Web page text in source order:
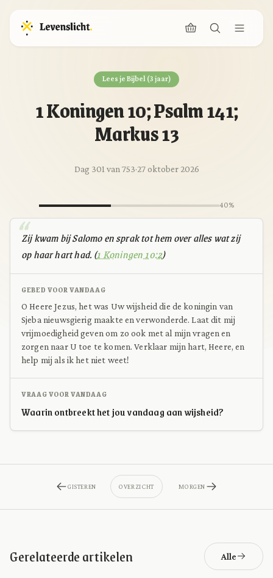
Lees je Bijbel (3 jaar)
1 Koningen 10; Psalm 141;
Markus 13
Dag 301 van 753·27 oktober 2026
40%
Zij kwam bij Salomo en sprak tot hem over alles wat zij
op haar hart had. (1 Koningen 10:2)
GEBED VOOR VANDAAG
O Heere Jezus, het was Uw wijsheid die de koningin van
Sjeba nieuwsgierig maakte en verwonderde. Laat dit mij
vrijmoedigheid geven om zo ook met al mijn vragen en
zorgen naar U toe te komen. Verklaar mijn hart, Heere, en
help mij als ik het niet weet!
VRAAG VOOR VANDAAG
Waarin ontbreekt het jou vandaag aan wijsheid?
GISTEREN OVERZICHT MORGEN
Gerelateerde artikelen Alle